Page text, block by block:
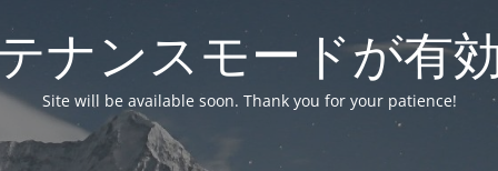
ナンスモードが有
Site will be available soon. Thank you for your patience!